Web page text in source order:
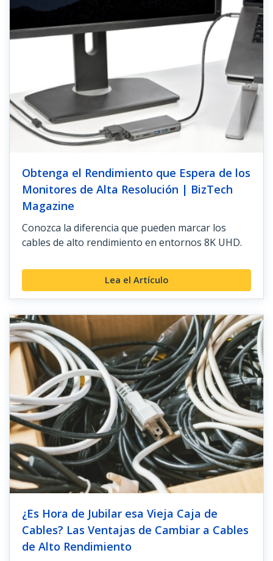
Obtenga el Rendimiento que Espera de los
Monitores de Alta Resolución | BizTech
Magazine
Conozca la diferencia que pueden marcar los
cables de alto rendimiento en entornos 8K UHD.
Lea el Artículo
¿Es Hora de Jubilar esa Vieja Caja de
Cables? Las Ventajas de Cambiar a Cables
de Alto Rendimiento